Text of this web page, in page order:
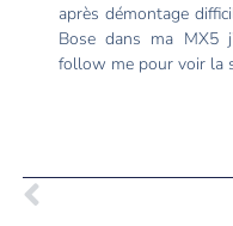
après démontage
Bose dans ma MX5
follow me pour voir la